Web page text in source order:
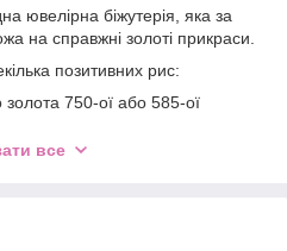
ювелірна біжутерія, яка за
на справжні золоті прикраси.
позитивних рис:
золота 750-ої або 585-ої
покриттю - не чорніє і
іншого металу
все